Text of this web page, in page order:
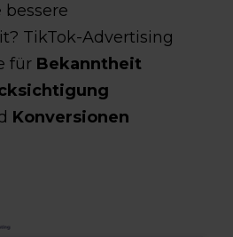
bessere
TikTok-Advertising
für Bekanntheit
Konversionen